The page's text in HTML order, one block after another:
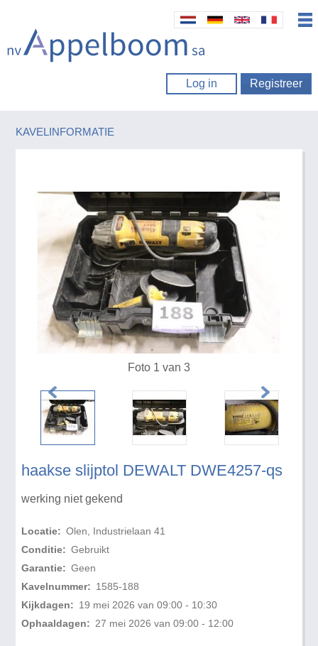
Log in Registreer
KAVELINFORMATIE
haakse slijptol DEWALT DWE4257-qs
werking niet gekend
Locatie: Olen, Industrielaan 41
Conditie: Gebruikt
Garantie: Geen
Kavelnummer: 1585-188
Kijkdagen: 19 mei 2026 van 09:00 - 10:30
Ophaaldagen: 27 mei 2026 van 09:00 - 12:00
Foto 1 van 3